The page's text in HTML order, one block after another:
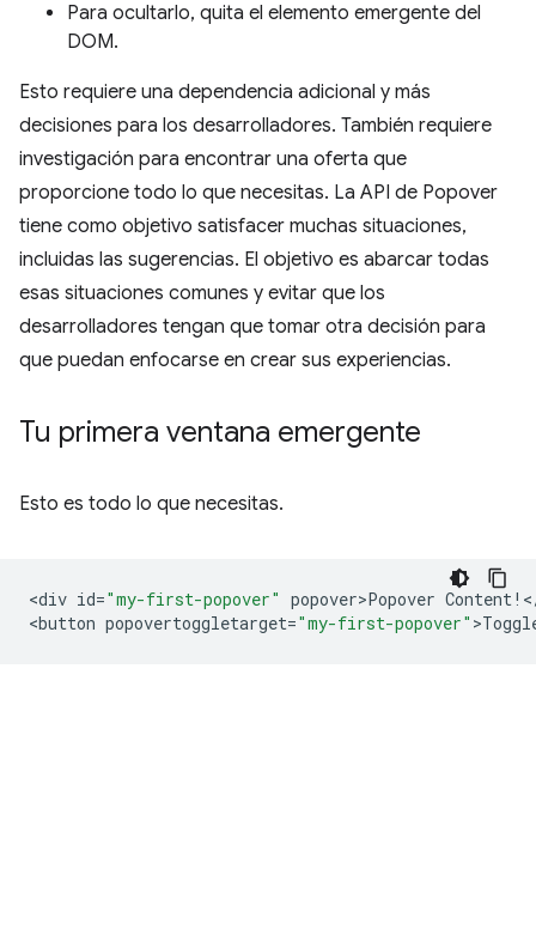
Para ocultarlo, quita el elemento emergente del
DOM.
Esto requiere una dependencia adicional y más
decisiones para los desarrolladores. También requiere
investigación para encontrar una oferta que
proporcione todo lo que necesitas. La API de Popover
tiene como objetivo satisfacer muchas situaciones,
incluidas las sugerencias. El objetivo es abarcar todas
esas situaciones comunes y evitar que los
desarrolladores tengan que tomar otra decisión para
que puedan enfocarse en crear sus experiencias.
Tu primera ventana emergente
Esto es todo lo que necesitas.
<div id="my-first-popover" popover>Popover Content! <
<button popovertoggletarget="my-first-popover" >